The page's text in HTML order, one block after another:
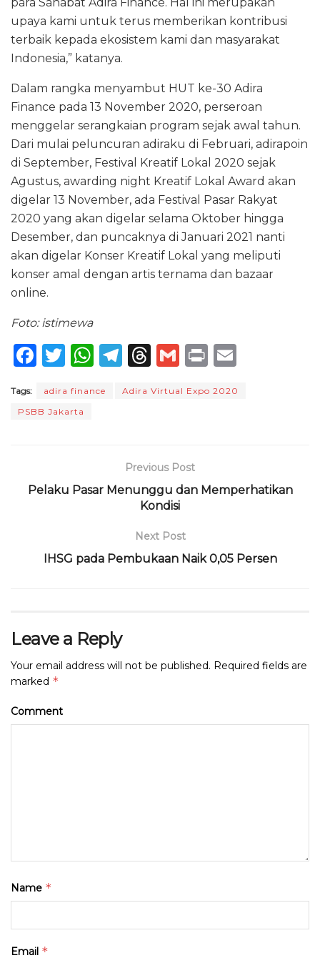
upaya kami untuk terus memberikan kontribusi
terbaik kepada ekosistem kami dan masyarakat
Indonesia,” katanya.
Dalam rangka menyambut HUT ke-30 Adira
Finance pada 13 November 2020, perseroan
menggelar serangkaian program sejak awal tahun.
Dari mulai peluncuran adiraku di Februari, adirapoin
di September, Festival Kreatif Lokal 2020 sejak
Agustus, awarding night Kreatif Lokal Award akan
digelar 13 November, ada Festival Pasar Rakyat
2020 yang akan digelar selama Oktober hingga
Desember, dan puncaknya di Januari 2021 nanti
akan digelar Konser Kreatif Lokal yang meliputi
konser amal dengan artis ternama dan bazaar
online.
Foto: istimewa
F
c
e
o
T
it
te
W
a
p
T
e
m
T
re
s
G
ai
P
n ai
Tags: adira finance
Adira Virtual Expo 2020
PSBB Jakarta
Previous Post
Pelaku Pasar Menunggu dan Memperhatikan
Kondisi
Next Post
IHSG pada Pembukaan Naik 0,05 Persen
Leave a Reply
Your email address will not be published. Required fields are
marked *
Comment
Name *
Email *